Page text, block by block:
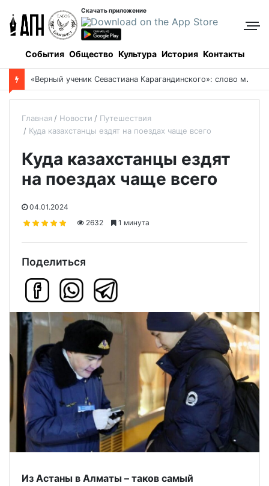
Скачать приложение
События Общество Культура История Контакты
«Верный ученик Севастиана Карагандинского»: слово митрополита Александра о почившем схиархимандрите Пахомии
Главная Новости
Путешествия
Куда казахстанцы ездят на поездах чаще всего
Куда казахстанцы ездят
на поездах чаще всего
04.01.2024
2632
1 минута
Поделиться
Из Астаны в Алматы – таков самый